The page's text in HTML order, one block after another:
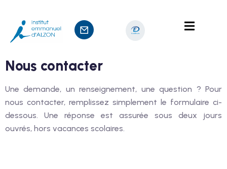
Nous contacter
Une demande, un renseignement, une question ? Pour
nous contacter, remplissez simplement le formulaire ci-
dessous. Une réponse est assurée sous deux jours
ouvrés, hors vacances scolaires.